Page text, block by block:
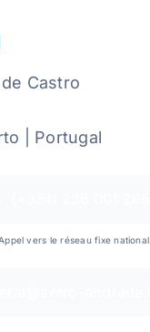
Castro
| Portugal
vers le réseau fixe national